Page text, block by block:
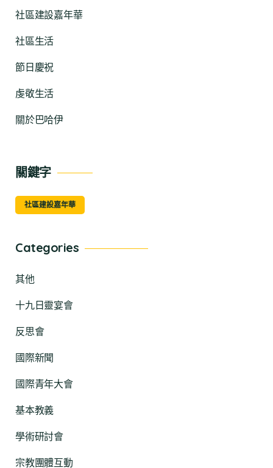
社區建設嘉年華
社區生活
節日慶祝
虔敬生活
關於巴哈伊
關鍵字
社區建設嘉年華
Categories
其他
十九日靈宴會
反思會
國際新聞
國際青年大會
基本教義
學術研討會
宗教團體互動